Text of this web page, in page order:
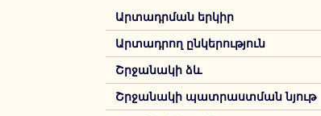
Արտադրման երկիր
Արտադրող ընկերություն
Շրջանակի ձև
Շրջանակի պատրաստման նյութ